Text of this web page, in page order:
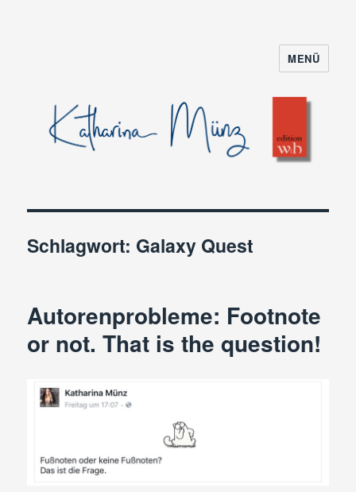
MENÜ
Schlagwort: Galaxy Quest
Autorenprobleme: Footnote
or not. That is the question!